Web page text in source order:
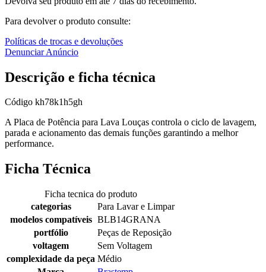
Para devolver o produto consulte:
Políticas de trocas e devoluções
Denunciar Anúncio
Descrição e ficha técnica
Código kh78k1h5gh
A Placa de Potência para Lava Louças controla o ciclo de lavagem,
parada e acionamento das demais funções garantindo a melhor
performance.
Ficha Técnica
Ficha tecnica do produto
categorias
Para Lavar e Limpar
modelos compatíveis BLB14GRANA
portfólio
Peças de Reposição
voltagem
Sem Voltagem
complexidade da peça Médio